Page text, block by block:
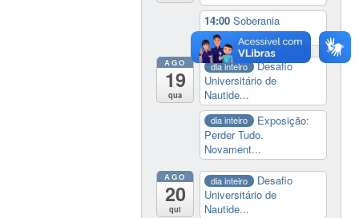
14:00Soberania
tecnológica e digital
AGO
19
qua
dia inteiro
Desafio
Universitário de
Nautide...
dia inteiro
Exposição:
Perder Tudo.
Novament...
AGO
20
qui
dia inteiro
Desafio
Universitário de
Nautide...